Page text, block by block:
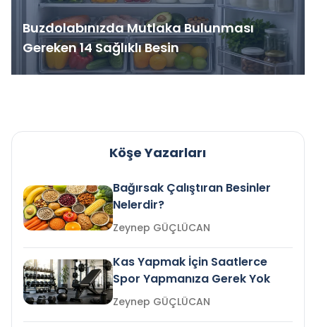
Buzdolabınızda Mutlaka Bulunması
Gereken 14 Sağlıklı Besin
Köşe Yazarları
Bağırsak Çalıştıran Besinler
Nelerdir?
Zeynep GÜÇLÜCAN
Kas Yapmak İçin Saatlerce
Spor Yapmanıza Gerek Yok
Zeynep GÜÇLÜCAN